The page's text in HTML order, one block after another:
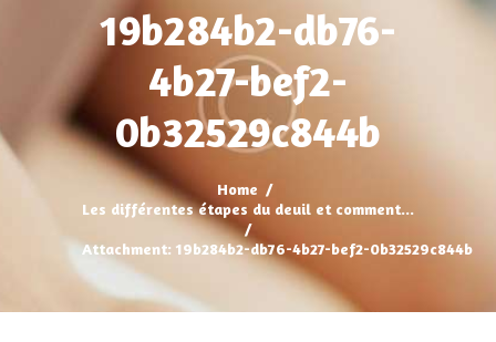
19b284b2-db76-
4b27-bef2-
0b32529c844b
Home
Les différentes étapes du deuil et comment...
Attachment: 19b284b2-db76-4b27-bef2-0b32529c844b